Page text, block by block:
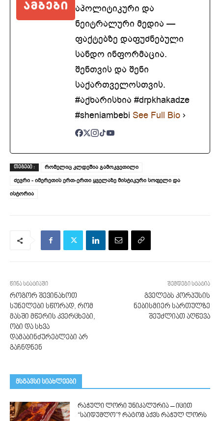
აპოლიტიკური და
ნეიტრალური მედია —
ფაქტებზე დაფუძნებული
სანდო ინფორმაცია.
შენთვის და შენი
საქართველოსთვის.
#აქხარისხია #drpkhakadze
#sheniambebi See Full Bio
ᲗᲔᲒᲔᲑᲘ :
რომელიც კლდეშია გამოკვეთილი
ძევრი - იმერეთის ერთ-ერთი ყველაზე მისტიკური სოფელი და
ისტორია
წინა სტატიაში
როგორ შევინახოთ
სუნელები სწორად, რომ
მასში მწერის კვერცხები,
ობი და სხვა
დამაბინძურებლები არ
გაჩნდნენ
შემდეგი სტატია
გველებს კორპუსის
ნებისმიერ სართულზე
შეუძლიათ აღწევა
მსგავსი სიახლეები
რაჭული ლორი უნიკალურია – იცით
“საიდუმლო”? რატომ აქვს რაჭულ ლორს